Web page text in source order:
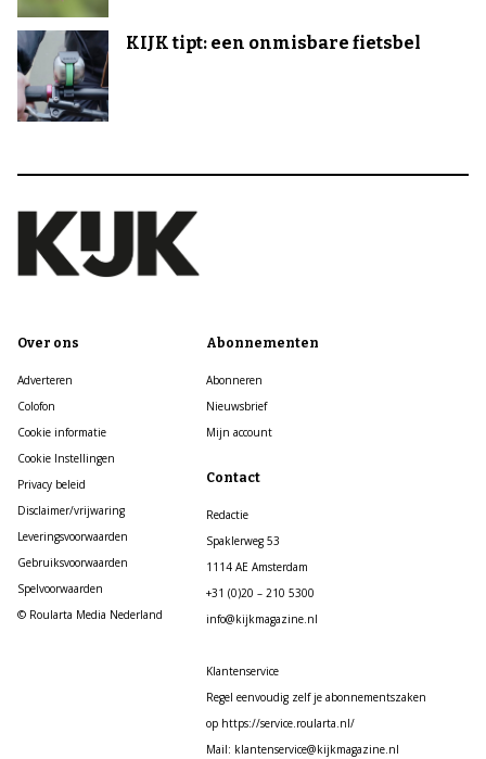
KIJK tipt: een onmisbare fietsbel
Over ons
Adverteren
Colofon
Cookie informatie
Cookie Instellingen
Privacy beleid
Disclaimer/vrijwaring
Leveringsvoorwaarden
Gebruiksvoorwaarden
Spelvoorwaarden
© Roularta Media Nederland
Abonnementen
Abonneren
Nieuwsbrief
Mijn account
Contact
Redactie
Spaklerweg 53
1114 AE Amsterdam
+31 (0)20 – 210 5300
info@kijkmagazine.nl
Klantenservice
Regel eenvoudig zelf je abonnementszaken
op https://service.roularta.nl/
Mail: klantenservice@kijkmagazine.nl